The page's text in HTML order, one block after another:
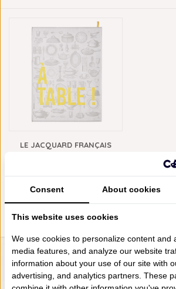
LE JACQUARD FRANÇAIS
LIENSLINNENWINKEL.NL
VRAGEN? BEL
Consent About cookies
This website uses cookies
We use cookies to personalize content and
media features, and analyze our website
information about your use of our site with
advertising, and analytics partners. These